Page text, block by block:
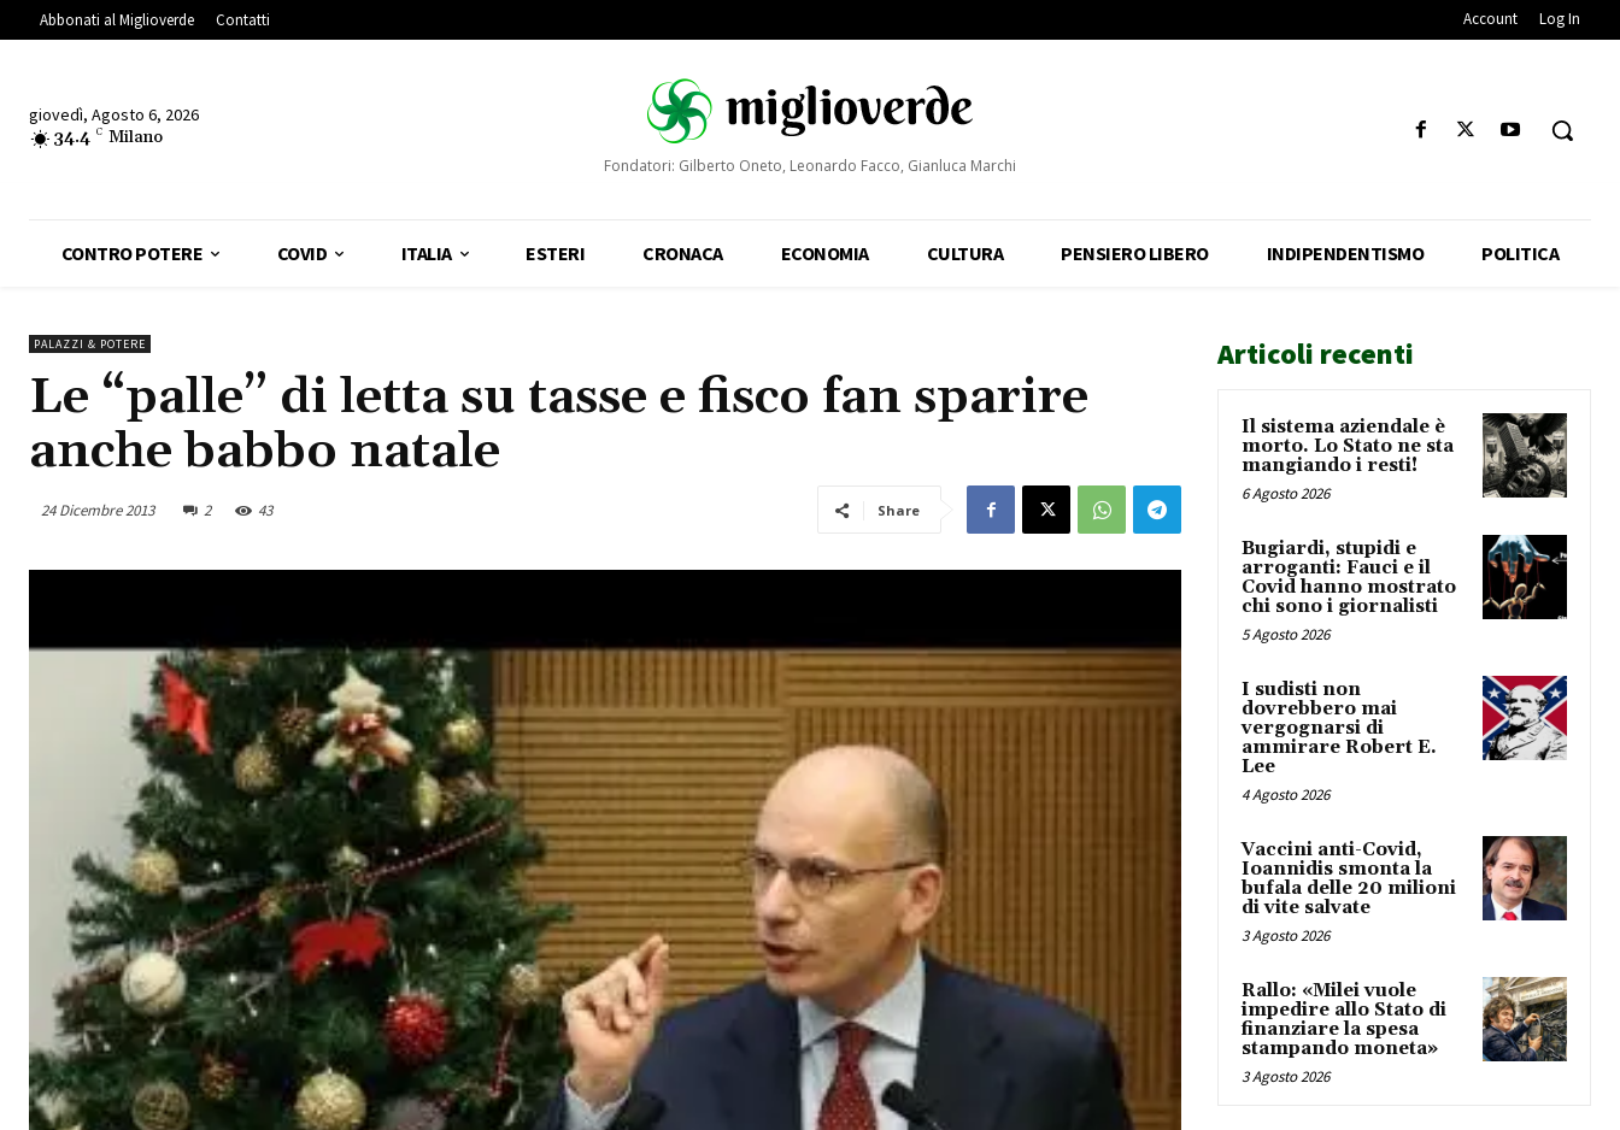
Abbonati al Miglioverde Contatti Account Log In
giovedì, Agosto 6, 2026
34.4 C Milano
Fondatori: Gilberto Oneto, Leonardo Facco, Gianluca Marchi
CONTRO POTERE COVID ITALIA ESTERI CRONACA ECONOMIA CULTURA PENSIERO LIBERO INDIPENDENTISMO POLITICA
PALAZZI & POTERE
Le “palle” di letta su tasse e fisco fan sparire
anche babbo natale
24 Dicembre 2013 2 43 Share
Articoli recenti
Il sistema aziendale è
morto. Lo Stato ne sta
mangiando i resti!
6 Agosto 2026
Bugiardi, stupidi e
arroganti: Fauci e il
Covid hanno mostrato
chi sono i giornalisti
5 Agosto 2026
I sudisti non
dovrebbero mai
vergognarsi di
ammirare Robert E.
Lee
4 Agosto 2026
Vaccini anti-Covid,
Ioannidis smonta la
bufala delle 20 milioni
di vite salvate
3 Agosto 2026
Rallo: «Milei vuole
impedire allo Stato di
finanziare la spesa
stampando moneta»
3 Agosto 2026